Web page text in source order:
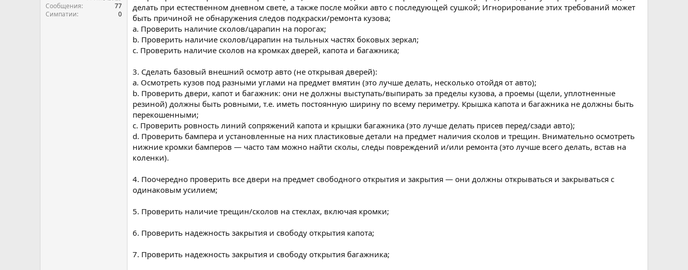
Сообщения
77
Симпатии
0
делать при естественном дневном свете, а также после мойки авто с последующей сушкой; Игнорирование этих требований может
быть причиной не обнаружения следов подкраски/ремонта кузова;
a. Проверить наличие сколов/царапин на порогах;
b. Проверить наличие сколов/царапин на тыльных частях боковых зеркал;
c. Проверить наличие сколов на кромках дверей, капота и багажника;
3. Сделать базовый внешний осмотр авто (не открывая дверей):
a. Осмотреть кузов под разными углами на предмет вмятин (это лучше делать, несколько отойдя от авто);
b. Проверить двери, капот и багажник: они не должны выступать/выпирать за пределы кузова, а проемы (щели, уплотненные
резиной) должны быть ровными, т.е. иметь постоянную ширину по всему периметру. Крышка капота и багажника не должны быть
перекошенными;
c. Проверить ровность линий сопряжений капота и крышки багажника (это лучше делать присев перед/сзади авто);
d. Проверить бампера и установленные на них пластиковые детали на предмет наличия сколов и трещин. Внимательно осмотреть
нижние кромки бамперов — часто там можно найти сколы, следы повреждений и/или ремонта (это лучше всего делать, встав на
коленки).
4. Поочередно проверить все двери на предмет свободного открытия и закрытия — они должны открываться и закрываться с
одинаковым усилием;
5. Проверить наличие трещин/сколов на стеклах, включая кромки;
6. Проверить надежность закрытия и свободу открытия капота;
7. Проверить надежность закрытия и свободу открытия багажника;